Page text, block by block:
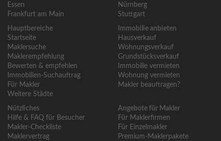
Essen
Frankfurt am Main
Nürnberg
Stuttgart
Hauptbereiche
Startseite
Maklersuche
Maklerempfehlung
Bewerten & empfehlen
Immobilien-Suchauftrag
Für Makler
Weitere Städte
Immobilie anbieten
Hausverkauf
Wohnungsverkauf
Grundstücksverkauf
Immobilie vermieten
Wohnung vermieten
Makler beauftragen?
Nützliches
Hilfe & FAQ für Besucher
Makler-Checkliste
Maklervertrag
Angebote für Makler
Für Maklerfirmen
Für Einzelmakler
Premium-Maklerpakete